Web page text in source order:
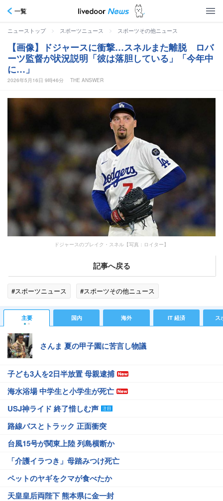
一覧
ニューストップ > スポーツニュース > スポーツその他ニュース
【画像】ドジャースに衝撃…スネルまた離脱 ロバ
ーツ監督が状況説明「彼は落胆している」「今年中
に…」
2026年5月16日 9時46分 THE ANSWER
ドジャースのブレイク・スネル【写真：ロイター】
記事へ戻る
#スポーツニュース #スポーツその他ニュース
主要 国内 海外 IT 経済 ス
さんま 夏の甲子園に苦言し物議
子ども3人を2日半放置 母親逮捕
海水浴場 中学生と小学生が死亡
USJ神ライド 終了惜しむ声
路線バスとトラック 正面衝突
台風15号が関東上陸 列島横断か
「介護イラつき」母踏みつけ死亡
ペットのヤギをクマが食べたか
天皇皇后両陛下 熊本県に金一封